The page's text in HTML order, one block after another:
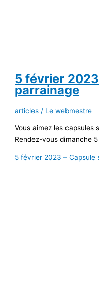
5 février
parrainage
articles / Le webmestre
Vous aimez les capsules
Rendez-vous dimanche 5
5 février 2023 – Capsule